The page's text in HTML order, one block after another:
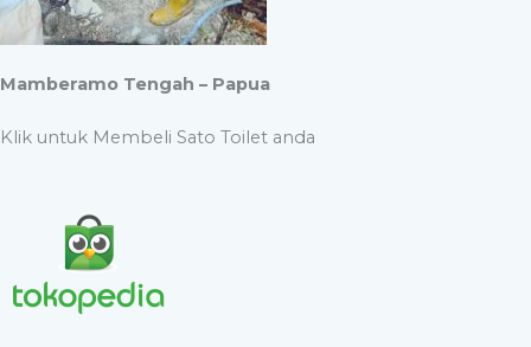
Mamberamo Tengah – Papua
Klik untuk Membeli Sato Toilet anda